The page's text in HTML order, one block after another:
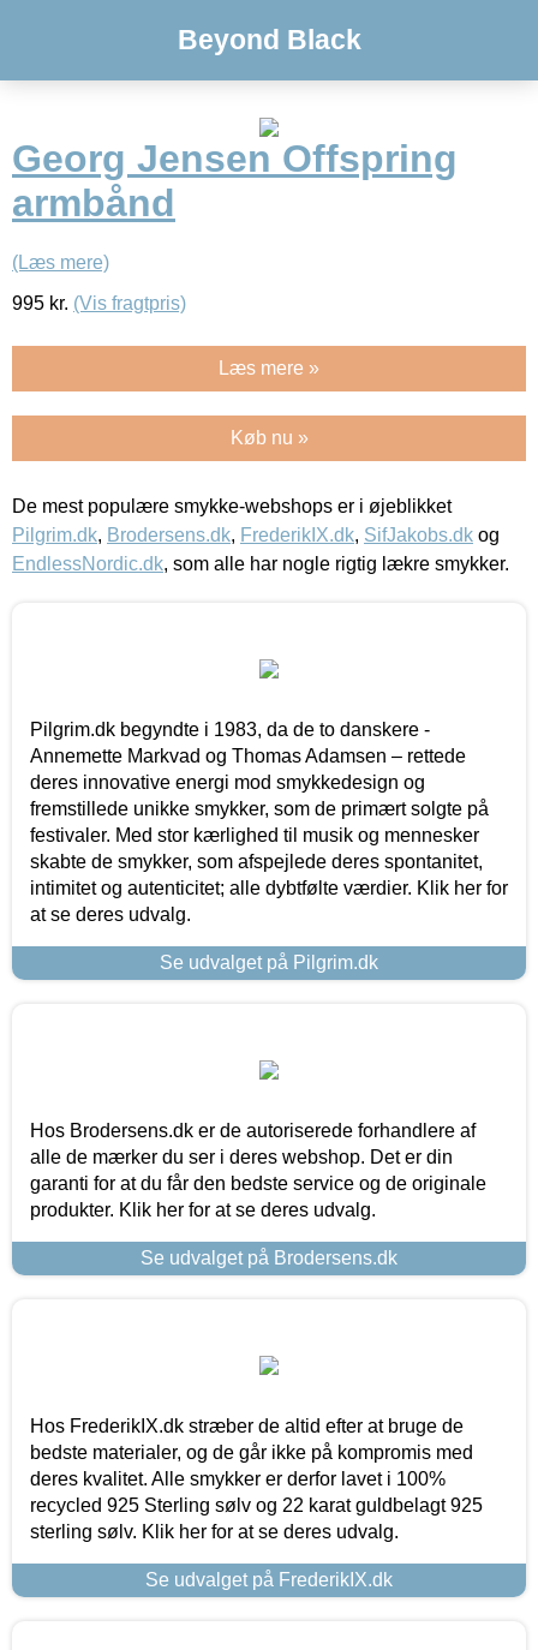
Beyond Black
Georg Jensen Offspring
armbånd
(Læs mere)
995 kr. (Vis fragtpris)
Læs mere »
Køb nu »
De mest populære smykke-webshops er i øjeblikket
Pilgrim.dk, Brodersens.dk, FrederikIX.dk, SifJakobs.dk og
EndlessNordic.dk, som alle har nogle rigtig lækre smykker.
Pilgrim.dk begyndte i 1983, da de to danskere -
Annemette Markvad og Thomas Adamsen – rettede
deres innovative energi mod smykkedesign og
fremstillede unikke smykker, som de primært solgte på
festivaler. Med stor kærlighed til musik og mennesker
skabte de smykker, som afspejlede deres spontanitet,
intimitet og autenticitet; alle dybtfølte værdier. Klik her for
at se deres udvalg.
Se udvalget på Pilgrim.dk
Hos Brodersens.dk er de autoriserede forhandlere af
alle de mærker du ser i deres webshop. Det er din
garanti for at du får den bedste service og de originale
produkter. Klik her for at se deres udvalg.
Se udvalget på Brodersens.dk
Hos FrederikIX.dk stræber de altid efter at bruge de
bedste materialer, og de går ikke på kompromis med
deres kvalitet. Alle smykker er derfor lavet i 100%
recycled 925 Sterling sølv og 22 karat guldbelagt 925
sterling sølv. Klik her for at se deres udvalg.
Se udvalget på FrederikIX.dk